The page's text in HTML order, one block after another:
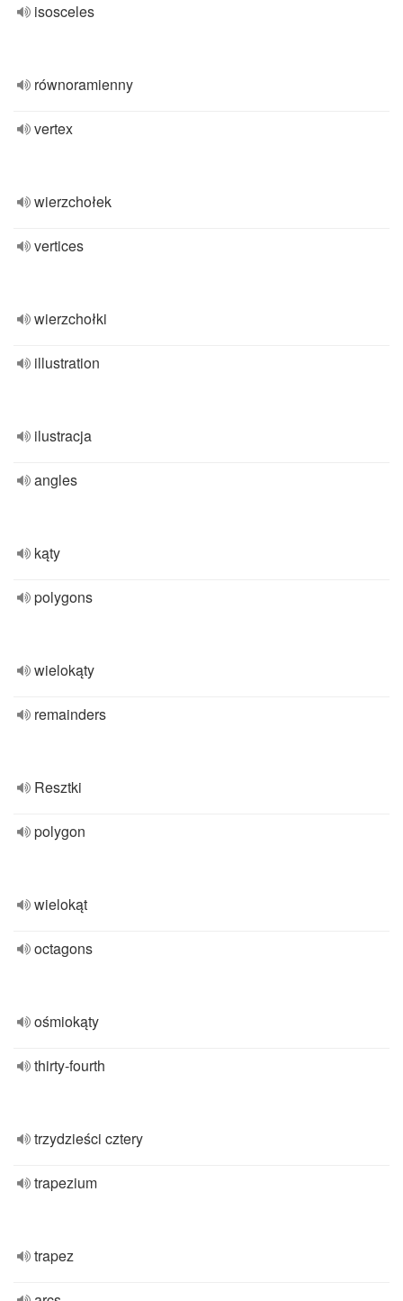
isosceles
równoramienny
vertex
wierzchołek
vertices
wierzchołki
illustration
ilustracja
angles
kąty
polygons
wielokąty
remainders
Resztki
polygon
wielokąt
octagons
ośmiokąty
thirty-fourth
trzydzieści cztery
trapezium
trapez